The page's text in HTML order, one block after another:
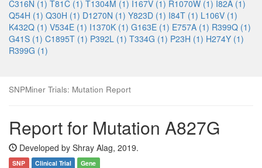
C316N (1) T81C (1) T1304M (1) I167V (1) R1070W (1) I82A (1)
Q54H (1) Q30H (1) D1270N (1) Y823D (1) I84T (1) L106V (1)
K432Q (1) V534E (1) I1370K (1) G163E (1) E757A (1) R399Q (1)
G41S (1) C1895T (1) P392L (1) T334G (1) P23H (1) H274Y (1)
R399G (1)
SNPMiner Trials: Mutation Report
Report for Mutation A827G
Developed by Shray Alag, 2019.
SNP Clinical Trial Gene